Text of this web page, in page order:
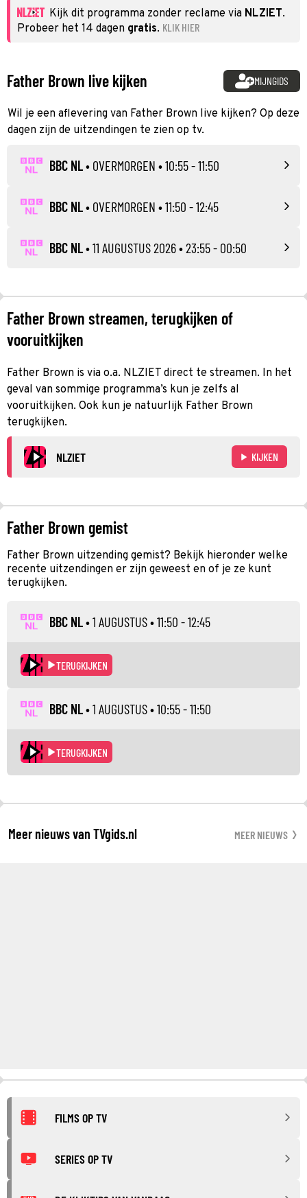
Kijk dit programma zonder reclame via NLZIET.
Probeer het 14 dagen gratis. KLIK HIER
Father Brown live kijken MIJNGIDS
Wil je een aflevering van Father Brown live kijken? Op deze
dagen zijn de uitzendingen te zien op tv.
BBC NL• OVERMORGEN • 10:55 - 11:50
BBC NL• OVERMORGEN • 11:50 - 12:45
BBC NL•11 AUGUSTUS 2026• 23:55 - 00:50
Father Brown streamen, terugkijken of
vooruitkijken
Father Brown is via o.a. NLZIET direct te streamen. In het
geval van sommige programma’s kun je zelfs al
vooruitkijken. Ook kun je natuurlijk Father Brown
terugkijken.
NLZIET KIJKEN
Father Brown gemist
Father Brown uitzending gemist? Bekijk hieronder welke
recente uitzendingen er zijn geweest en of je ze kunt
terugkijken.
BBC NL•1 AUGUSTUS• 11:50 - 12:45
TERUGKIJKEN
BBC NL•1 AUGUSTUS• 10:55 - 11:50
TERUGKIJKEN
Meer nieuws van TVgids.nl MEER NIEUWS
FILMS OP TV
SERIES OP TV